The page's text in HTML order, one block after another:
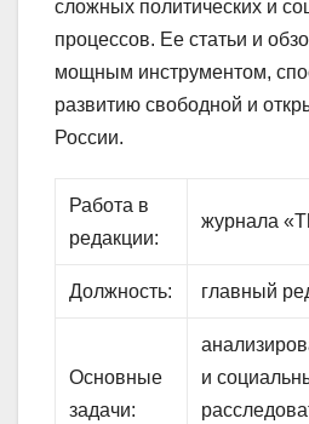
сложных политических и
процессов. Ее статьи и
мощным инструментом,
развитию свободной и
России.
Работа в
редакции:
журнала
Должность: главный
Основные
задачи:
и